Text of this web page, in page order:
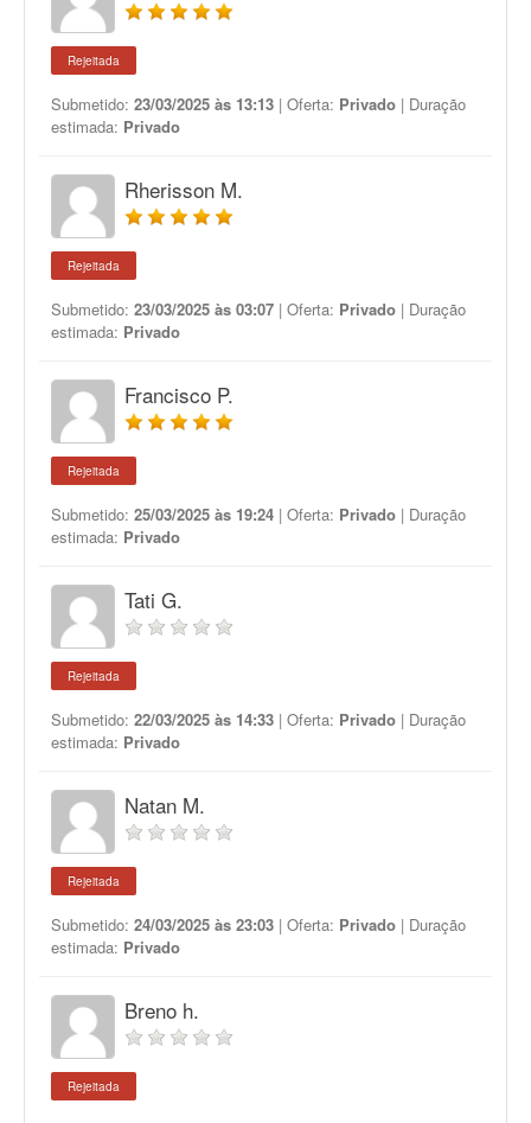
Rejeitada
Submetido: 23/03/2025 às 13:13 | Oferta: Privado | Duração
estimada: Privado
Rherisson M.
Rejeitada
Submetido: 23/03/2025 às 03:07 | Oferta: Privado | Duração
estimada: Privado
Francisco P.
Rejeitada
Submetido: 25/03/2025 às 19:24 | Oferta: Privado | Duração
estimada: Privado
Tati G.
Rejeitada
Submetido: 22/03/2025 às 14:33 | Oferta: Privado | Duração
estimada: Privado
Natan M.
Rejeitada
Submetido: 24/03/2025 às 23:03 | Oferta: Privado | Duração
estimada: Privado
Breno h.
Rejeitada